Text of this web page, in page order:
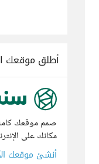
أطلق موقعك
صمم موقعك
مكانك على
أنشئ موقعك